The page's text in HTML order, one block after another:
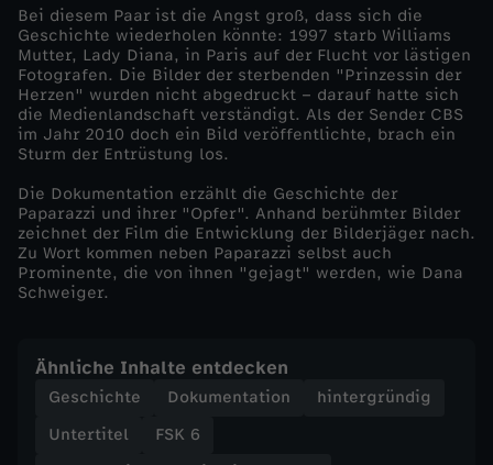
s
-
P
a
p
a
a
z
Bei diesem Paar ist die Angst groß, dass sich die
Geschichte wiederholen könnte: 1997 starb Williams
Mutter, Lady Diana, in Paris auf der Flucht vor lästigen
Fotografen. Die Bilder der sterbenden "Prinzessin der
Herzen" wurden nicht abgedruckt – darauf hatte sich
die Medienlandschaft verständigt. Als der Sender CBS
im Jahr 2010 doch ein Bild veröffentlichte, brach ein
Sturm der Entrüstung los.
Die Dokumentation erzählt die Geschichte der
Paparazzi und ihrer "Opfer". Anhand berühmter Bilder
zeichnet der Film die Entwicklung der Bilderjäger nach.
Zu Wort kommen neben Paparazzi selbst auch
Prominente, die von ihnen "gejagt" werden, wie Dana
Schweiger.
Ähnliche Inhalte entdecken
Geschichte Dokumentation
hintergründig
Untertitel
FSK 6